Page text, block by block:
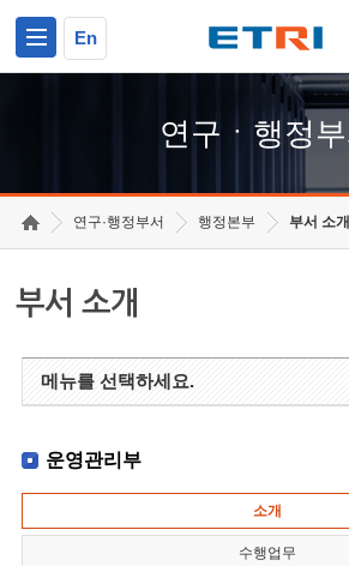
En
연구ㆍ행정
연구·행정부서 행정본부 부서 소개
부서 소개
메뉴를 선택하세요.
운영관리부
소개
수행업무